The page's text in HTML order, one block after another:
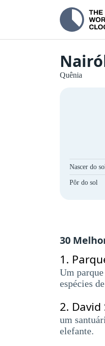
Quênia
Nascer do
Pôr do sol
30
1.
Um
espécies
2.
um
elefante.